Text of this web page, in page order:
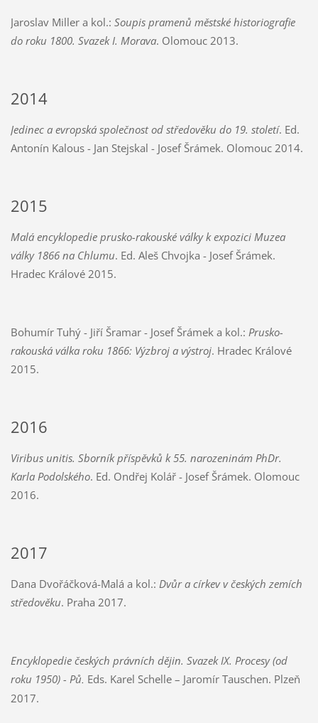
Jaroslav Miller a kol.: Soupis pramenů městské historiografie
do roku 1800. Svazek I. Morava. Olomouc 2013.
2014
Jedinec a evropská společnost od středověku do 19. století. Ed.
Antonín Kalous - Jan Stejskal - Josef Šrámek. Olomouc 2014.
2015
Malá encyklopedie prusko-rakouské války k expozici Muzea
války 1866 na Chlumu. Ed. Aleš Chvojka - Josef Šrámek.
Hradec Králové 2015.
Bohumír Tuhý - Jiří Šramar - Josef Šrámek a kol.: Prusko-
rakouská válka roku 1866: Výzbroj a výstroj. Hradec Králové
2015.
2016
Viribus unitis. Sborník příspěvků k 55. narozeninám PhDr.
Karla Podolského. Ed. Ondřej Kolář - Josef Šrámek. Olomouc
2016.
2017
Dana Dvořáčková-Malá a kol.: Dvůr a církev v českých zemích
středověku. Praha 2017.
Encyklopedie českých právních dějin. Svazek IX. Procesy (od
roku 1950) - Pů Eds. Karel Schelle – Jaromír Tauschen. Plzeň
2017.